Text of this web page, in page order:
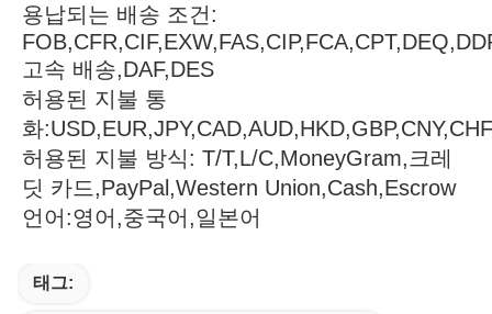
용납되는 배송 조건:
고속 배송,DAF,DES
허용된 지불 통
화:USD,EUR,JPY,CAD,AUD,HKD,GBP,CNY,CHF
허용된 지불 방식: T/T,L/C,MoneyGram,크레
딧 카드,PayPal,Western Union,Cash,Escrow
언어:영어,중국어,일본어
태그: